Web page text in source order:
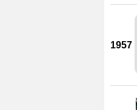
1957